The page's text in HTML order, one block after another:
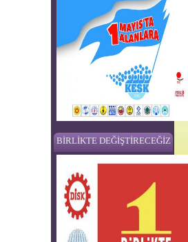
BİRLİKTE DEĞİŞTİRECEĞİZ